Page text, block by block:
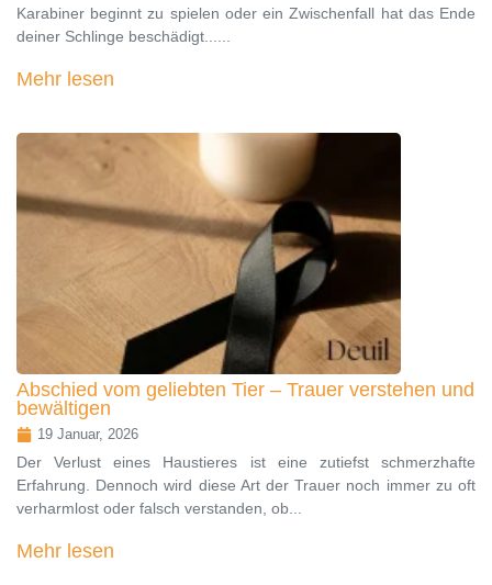
Karabiner beginnt zu spielen oder ein Zwischenfall hat das Ende
deiner Schlinge beschädigt......
Mehr lesen
Abschied vom geliebten Tier – Trauer verstehen und
bewältigen
19 Januar, 2026
Der Verlust eines Haustieres ist eine zutiefst schmerzhafte
Erfahrung. Dennoch wird diese Art der Trauer noch immer zu oft
verharmlost oder falsch verstanden, ob...
Mehr lesen